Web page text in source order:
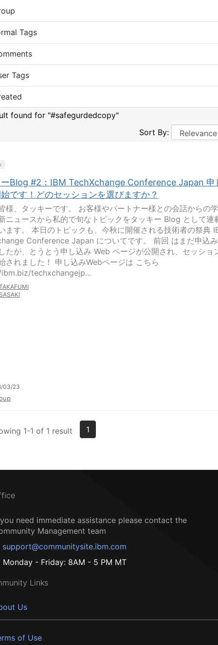
Tags
Tags
found for "#safegurdedcopy"
Sort By:
Blog #2：IBM TechXchange Conference Japan 申
です！どのセッションを選びますか？
様、タッキーです。 お客様やパートナー様との会話からの学
ニュースから私的で旬なトピックをタッキー Blog として連
ます。 本日のトピックも、今秋に開催される技術者の祭典
Conference Japan についてです。 前回 はまだ申込
たが、とうとう申し込み Web ページが公開され、セッショ
されました！ 申し込みWebページは こちら
techxchangejp...
03/23
1-1 of 1 result 1
need immediate assistance please contact the
Management team
support@communitysite.ibm.com
Monday - Friday: 8AM - 5 PM MT
Links
Us
of Use